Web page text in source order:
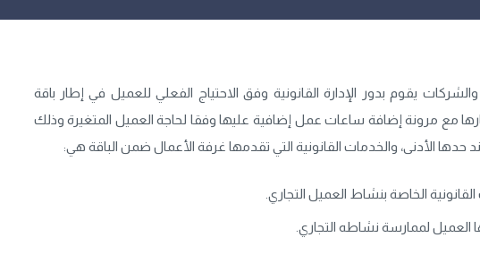
يقوم بدور الإدارة القانونية وفق الاحتياج الفعلي للعميل في إطار باقة
مع مرونة إضافة ساعات عمل إضافية عليها وفقا لحاجة العميل المتغيرة وذلك
الأدنى، والخدمات القانونية التي تقدمها غرفة الأعمال ضمن الباقة هي:
الخاصة بنشاط العميل التجاري.
العميل لممارسة نشاطه التجاري.